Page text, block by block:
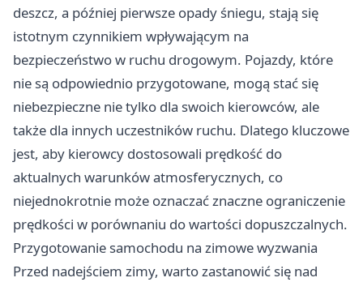
deszcz, a później pierwsze opady śniegu, stają się
istotnym czynnikiem wpływającym na
bezpieczeństwo w ruchu drogowym. Pojazdy, które
nie są odpowiednio przygotowane, mogą stać się
niebezpieczne nie tylko dla swoich kierowców, ale
także dla innych uczestników ruchu. Dlatego kluczowe
jest, aby kierowcy dostosowali prędkość do
aktualnych warunków atmosferycznych, co
niejednokrotnie może oznaczać znaczne ograniczenie
prędkości w porównaniu do wartości dopuszczalnych.
Przygotowanie samochodu na zimowe wyzwania
Przed nadejściem zimy, warto zastanowić się nad